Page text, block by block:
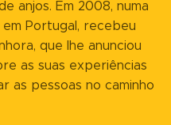
anjos. Em 2008, numa
Portugal, recebeu
que lhe anunciou
as suas experiências
as pessoas no caminho